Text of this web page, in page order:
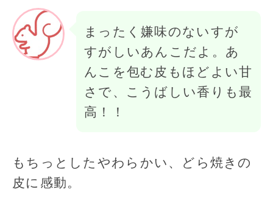
まったく嫌味のないすが
すがしいあんこだよ。あ
んこを包む皮もほどよい甘
さで、こうばしい香りも最
高！！
もちっとしたやわらかい、どら焼きの
皮に感動。